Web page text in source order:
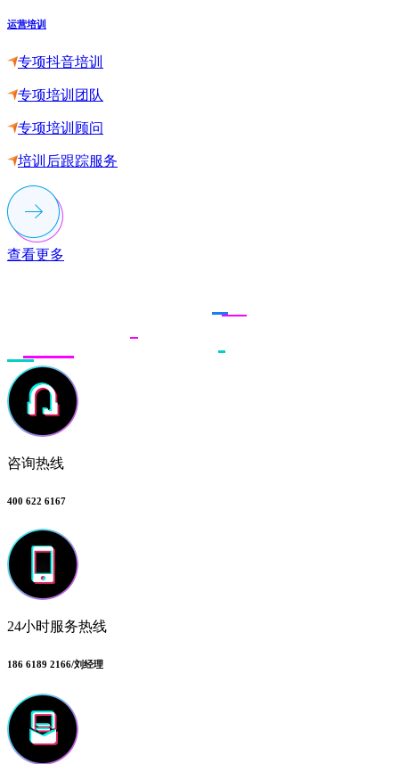
运营培训
专项抖音培训
专项培训团队
专项培训顾问
培训后跟踪服务
查看更多
咨询热线
400 622 6167
24小时服务热线
186 6189 2166/刘经理